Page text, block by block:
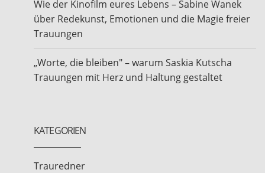
Wie der Kinofilm eures Lebens – Sabine Wanek
über Redekunst, Emotionen und die Magie freier
Trauungen
„Worte, die bleiben" – warum Saskia Kutscha
Trauungen mit Herz und Haltung gestaltet
KATEGORIEN
Trauredner